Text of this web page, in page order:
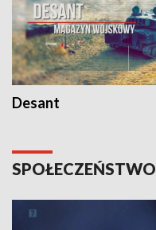
Desant
SPOŁECZEŃSTWO